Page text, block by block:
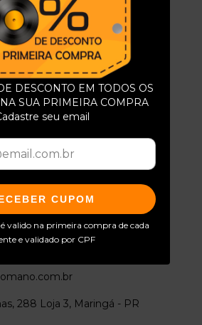
DESCONTO EM TODOS OS
SUA PRIMEIRA COMPRA
seu email
CUPOM
é valido na primeira compra de cada
e validado por CPF
Quem Somos
Nossos Lançamentos
Política de Troca e
Devolução
Política de Privacidade
288 Loja 3, Maringá - PR